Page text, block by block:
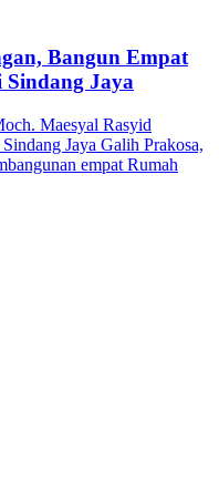
Bangun Empat
Jaya
Maesyal Rasyid
Jaya Galih Prakosa,
empat Rumah